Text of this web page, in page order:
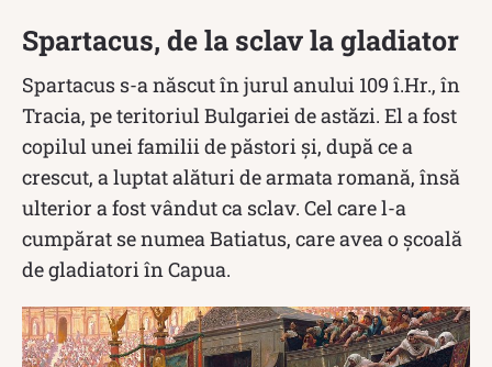
Spartacus, de la sclav la gladiator
Spartacus s-a născut în jurul anului 109 î.Hr., în
Tracia, pe teritoriul Bulgariei de astăzi. El a fost
copilul unei familii de păstori și, după ce a
crescut, a luptat alături de armata romană, însă
ulterior a fost vândut ca sclav. Cel care l-a
cumpărat se numea Batiatus, care avea o școală
de gladiatori în Capua.